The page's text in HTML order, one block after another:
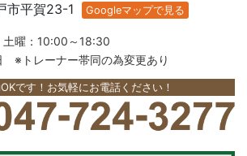
市平賀23-1
Googleマップで見る
土曜：10:00～18:30
　※トレーナー帯同の為変更あり
です！お気軽にお電話ください！